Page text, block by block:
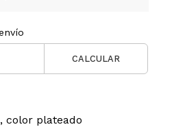
CALCULAR
color plateado